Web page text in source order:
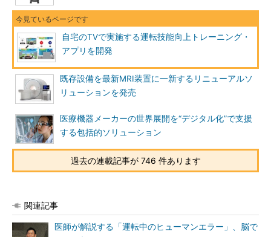
自宅のTVで実施する運転技能向上トレーニング・
アプリを開発
既存設備を最新MRI装置に一新するリニューアルソ
リューションを発売
医療機器メーカーの世界展開を“デジタル化”で支援
する包括的ソリューション
過去の連載記事が 746 件あります
関連記事
医師が解説する「運転中のヒューマンエラー」、脳で